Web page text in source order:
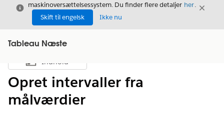
Lukmaskinoversættelsessystem. Du finder flere detaljer her.
Skift til engelsk
Ikke nu
Luk
Tableau Næste
Vis indholdsfortegnelse
Indhold
Opret intervaller fra
målværdier